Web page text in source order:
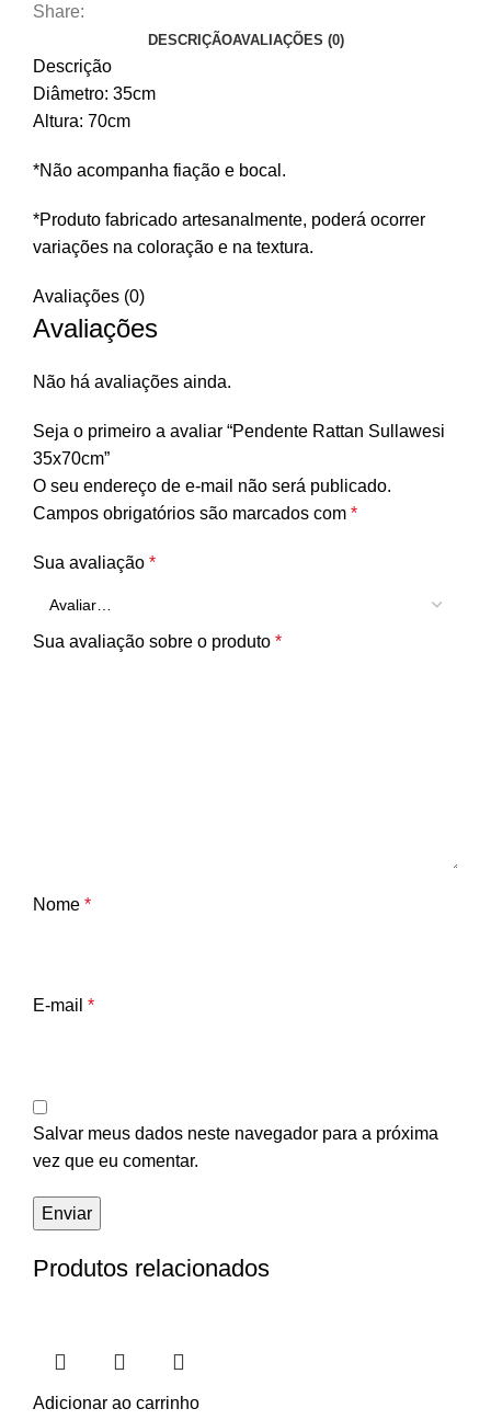
Share:
DESCRIÇÃOAVALIAÇÕES (0)
Descrição
Diâmetro: 35cm
Altura: 70cm
*Não acompanha fiação e bocal.
*Produto fabricado artesanalmente, poderá ocorrer
variações na coloração e na textura.
Avaliações (0)
Avaliações
Não há avaliações ainda.
Seja o primeiro a avaliar “Pendente Rattan Sullawesi
35x70cm”
O seu endereço de e-mail não será publicado.
Campos obrigatórios são marcados com *
Sua avaliação *
Sua avaliação sobre o produto *
Nome *
E-mail *
Salvar meus dados neste navegador para a próxima
vez que eu comentar.
Produtos relacionados
Adicionar ao carrinho